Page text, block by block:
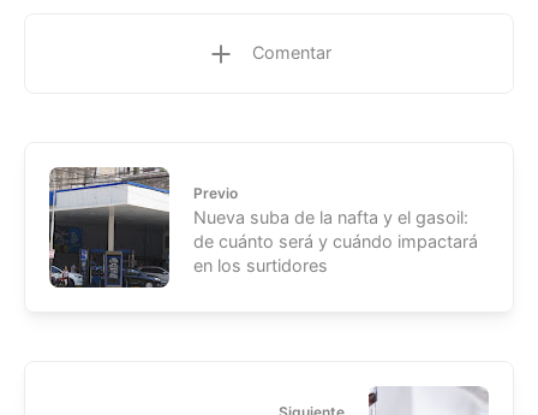
Comentar
Previo
Nueva suba de la nafta y el gasoil:
de cuánto será y cuándo impactará
en los surtidores